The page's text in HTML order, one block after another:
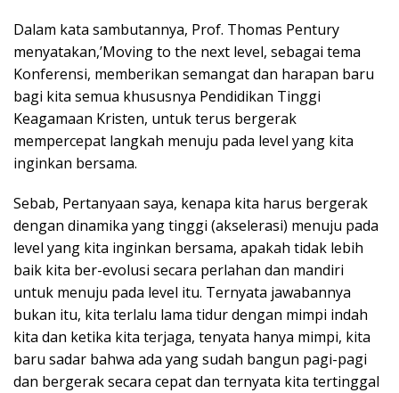
Dalam kata sambutannya, Prof. Thomas Pentury
menyatakan,’Moving to the next level, sebagai tema
Konferensi, memberikan semangat dan harapan baru
bagi kita semua khususnya Pendidikan Tinggi
Keagamaan Kristen, untuk terus bergerak
mempercepat langkah menuju pada level yang kita
inginkan bersama.
Sebab, Pertanyaan saya, kenapa kita harus bergerak
dengan dinamika yang tinggi (akselerasi) menuju pada
level yang kita inginkan bersama, apakah tidak lebih
baik kita ber-evolusi secara perlahan dan mandiri
untuk menuju pada level itu. Ternyata jawabannya
bukan itu, kita terlalu lama tidur dengan mimpi indah
kita dan ketika kita terjaga, tenyata hanya mimpi, kita
baru sadar bahwa ada yang sudah bangun pagi-pagi
dan bergerak secara cepat dan ternyata kita tertinggal